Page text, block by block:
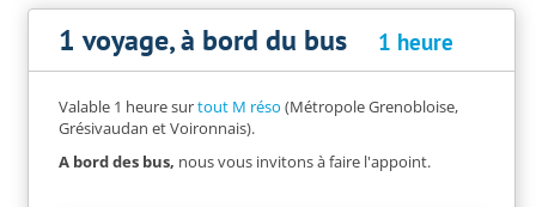
1 voyage, à bord du bus 1 heure
Valable 1 heure surtout M réso (Métropole Grenobloise,
Grésivaudan et Voironnais).
A bord des bus, nous vous invitons à faire l'appoint.